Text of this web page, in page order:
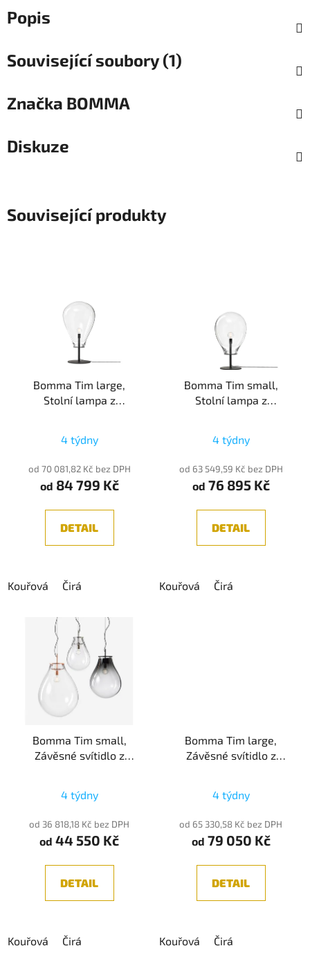
Popis
Související soubory (1)
Značka BOMMA
Diskuze
Související produkty
Bomma Tim large,
Stolní lampa z
4 týdny
od 70 081,82 Kč bez DPH
od 84 799 Kč
DETAIL
Kouřová Čirá
Bomma Tim small,
Stolní lampa z
4 týdny
od 63 549,59 Kč bez DPH
od 76 895 Kč
DETAIL
Kouřová Čirá
Bomma Tim small,
Závěsné svítidlo z
4 týdny
od 36 818,18 Kč bez DPH
od 44 550 Kč
DETAIL
Kouřová Čirá
Bomma Tim large,
Závěsné svítidlo z
4 týdny
od 65 330,58 Kč bez DPH
od 79 050 Kč
DETAIL
Kouřová Čirá